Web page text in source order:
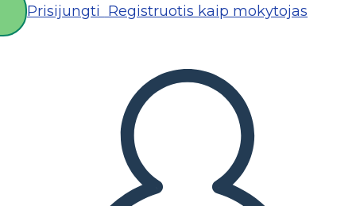
Prisijungti Registruotis kaip mokytojas